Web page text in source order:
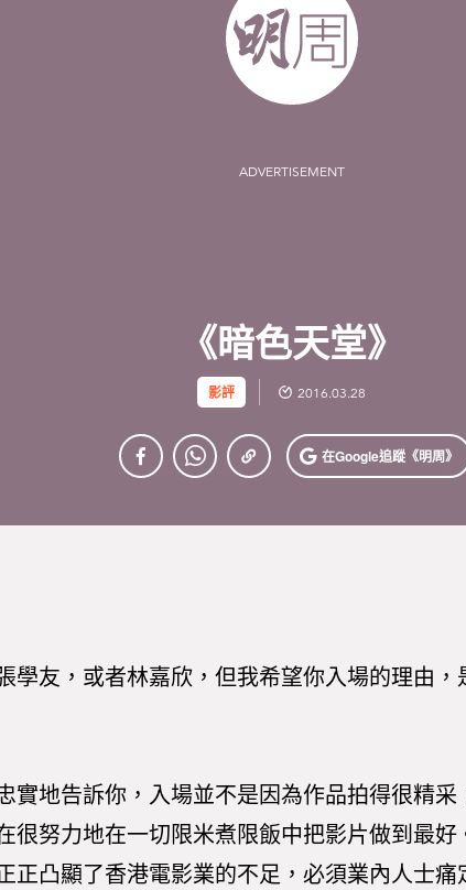
ADVERTISEMENT
《暗色天堂》
影評 2016.03.28
在Google追蹤《明周》
學友，或者林嘉欣，但我希望你入場的理由，
實地告訴你，入場並不是因為作品拍得很精采
很努力地在一切限米煮限飯中把影片做到最好
正凸顯了香港電影業的不足，必須業內人士痛